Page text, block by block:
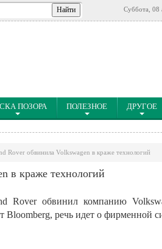
Суббота, 08
ПОЗОРА ПОЛЕЗНОЕ ДРУГОЕ
Rover обвинила Volkswagen в краже технологий
в краже технологий
Rover обвинил компанию
Bloomberg, речь идет о фирменной